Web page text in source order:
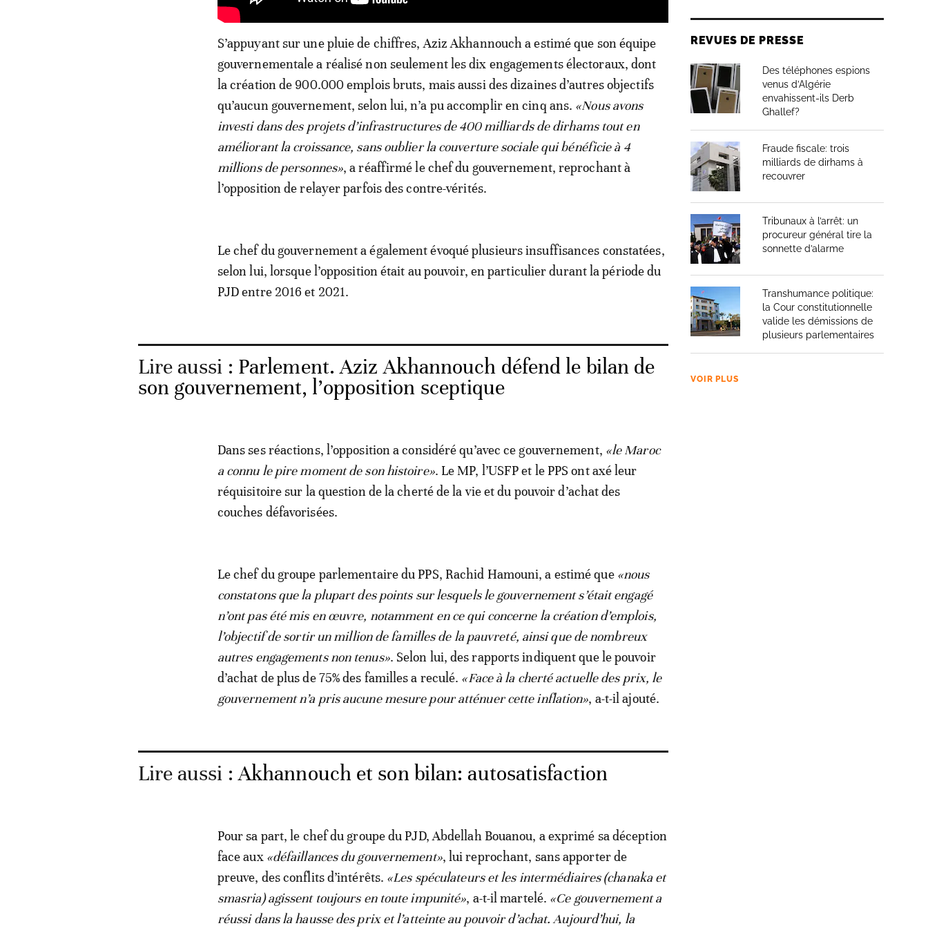
S’appuyant sur une pluie de chiffres, Aziz Akhannouch a estimé que son équipe
gouvernementale a réalisé non seulement les dix engagements électoraux, dont
la création de 900.000 emplois bruts, mais aussi des dizaines d’autres objectifs
qu’aucun gouvernement, selon lui, n’a pu accomplir en cinq ans. «Nous avons
investi dans des projets d’infrastructures de 400 milliards de dirhams tout en
améliorant la croissance, sans oublier la couverture sociale qui bénéficie à 4
millions de personnes», a réaffirmé le chef du gouvernement, reprochant à
l’opposition de relayer parfois des contre-vérités.
Le chef du gouvernement a également évoqué plusieurs insuffisances constatées,
selon lui, lorsque l’opposition était au pouvoir, en particulier durant la période du
PJD entre 2016 et 2021.
Lire aussi : Parlement. Aziz Akhannouch défend le bilan de
son gouvernement, l’opposition sceptique
Dans ses réactions, l’opposition a considéré qu’avec ce gouvernement, «le Maroc
a connu le pire moment de son histoire». Le MP, l’USFP et le PPS ont axé leur
réquisitoire sur la question de la cherté de la vie et du pouvoir d’achat des
couches défavorisées.
Le chef du groupe parlementaire du PPS, Rachid Hamouni, a estimé que «nous
constatons que la plupart des points sur lesquels le gouvernement s’était engagé
n’ont pas été mis en œuvre, notamment en ce qui concerne la création d’emplois,
l’objectif de sortir un million de familles de la pauvreté, ainsi que de nombreux
autres engagements non tenus». Selon lui, des rapports indiquent que le pouvoir
d’achat de plus de 75% des familles a reculé. «Face à la cherté actuelle des prix, le
gouvernement n’a pris aucune mesure pour atténuer cette inflation», a-t-il ajouté.
Lire aussi :Akhannouch et son bilan: autosatisfaction
Pour sa part, le chef du groupe du PJD, Abdellah Bouanou, a exprimé sa déception
face aux «défaillances du gouvernement», lui reprochant, sans apporter de
preuve, des conflits d’intérêts. «Les spéculateurs et les intermédiaires (chanaka et
smasria) agissent toujours en toute impunité», a-t-il martelé. «Ce gouvernement a
réussi dans la hausse des prix et l’atteinte au pouvoir d’achat. Aujourd’hui, la
REVUES DE PRESSE
Des téléphones espions
venus d’Algérie
envahissent-ils Derb
Ghallef?
Fraude fiscale: trois
milliards de dirhams à
recouvrer
Tribunaux à l’arrêt: un
procureur général tire la
sonnette d’alarme
Transhumance politique:
la Cour constitutionnelle
valide les démissions de
plusieurs parlementaires
VOIR PLUS